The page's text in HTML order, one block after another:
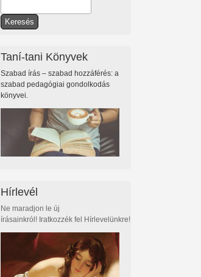
Keresés űrlap
Taní-tani Könyvek
Szabad írás – szabad hozzáférés: a
szabad pedagógiai gondolkodás
könyvei.
Hírlevél
Ne maradjon le új
írásainkról! Iratkozzék fel Hírlevelünkre!